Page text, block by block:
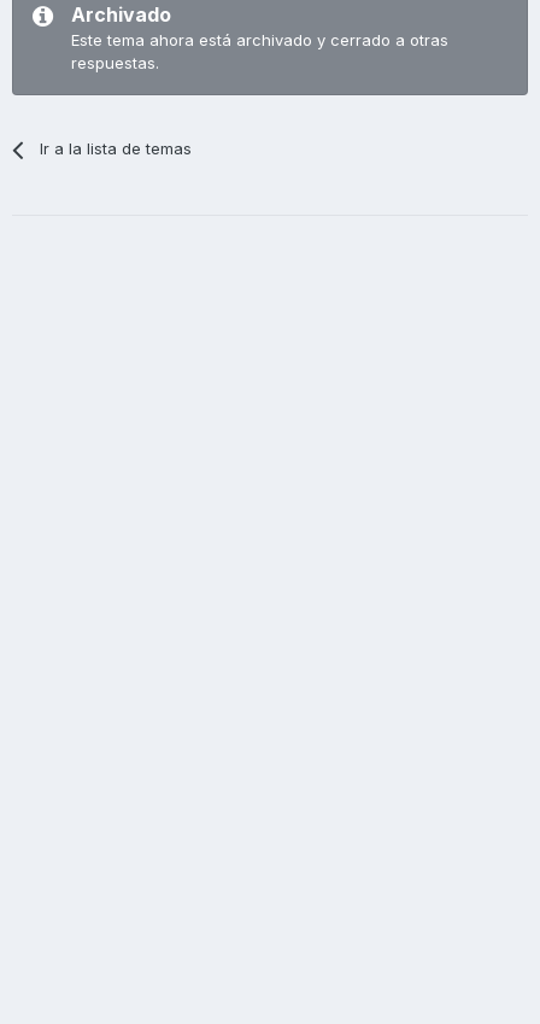
Archivado
Este tema ahora está archivado y cerrado a otras
respuestas.
Ir a la lista de temas